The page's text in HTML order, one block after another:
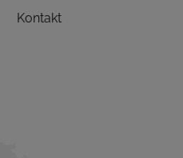
Kontakt